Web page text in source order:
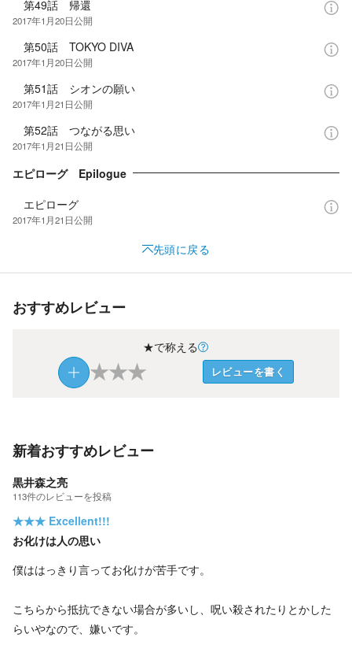
第49話 帰還
2017年1月20日公開
第50話 TOKYO DIVA
2017年1月20日公開
第51話 シオンの願い
2017年1月21日公開
第52話 つながる思い
2017年1月21日公開
エピローグ Epilogue
エピローグ
2017年1月21日公開
先頭に戻る
おすすめレビュー
★で称える
★★★ レビューを書く
新着おすすめレビュー
黒井森之亮
113件のレビューを投稿
★★★ Excellent!!!
お化けは人の思い
僕ははっきり言ってお化けが苦手です。
こちらから抵抗できない場合が多いし、呪い殺されたりとかした
らいやなので、嫌いです。